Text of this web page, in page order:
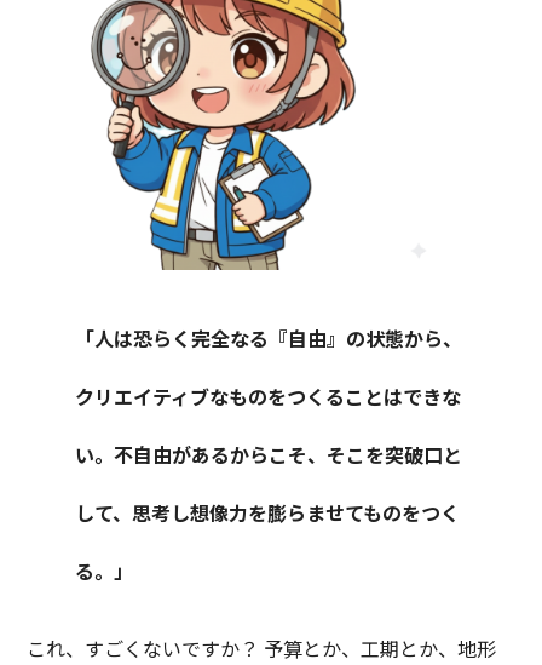
「人は恐らく完全なる『自由』の状態から、
クリエイティブなものをつくることはできな
い。不自由があるからこそ、そこを突破口と
して、思考し想像力を膨らませてものをつく
る。」
これ、すごくないですか？ 予算とか、工期とか、地形